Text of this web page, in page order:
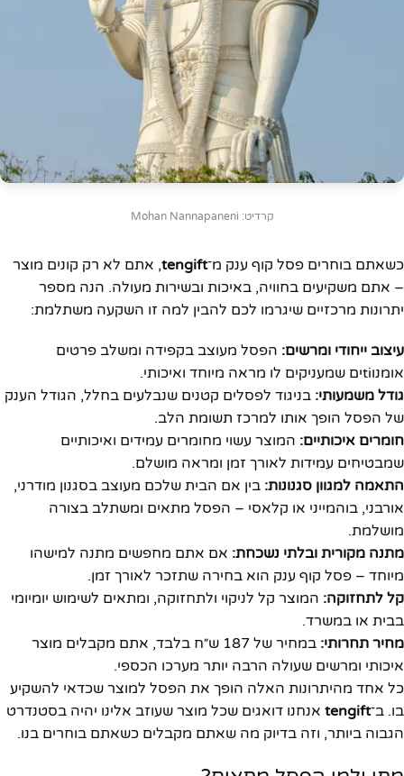
קרדיט: Mohan Nannapaneni
כשאתם בוחרים פסל קוף ענק מ־tengift, אתם לא רק קונים מוצר
– אתם משקיעים בחוויה, באיכות ובשירות מעולה. הנה מספר
יתרונות מרכזיים שיגרמו לכם להבין למה זו השקעה משתלמת:
עיצוב ייחודי ומרשים: הפסל מעוצב בקפידה ומשלב פרטים
אומנוtiים שמעניקים לו מראה מיוחד ואיכותי.
גודל משמעותי: בניגוד לפסלים קטנים שנבלעים בחלל, הגודל הענק
של הפסל הופך אותו למרכז תשומת הלב.
חומרים איכותיים: המוצר עשוי מחומרים עמידים ואיכותיים
שמבטיחים עמידות לאורך זמן ומראה מושלם.
התאמה למגוון סגנונות: בין אם הבית שלכם מעוצב בסגנון מודרני,
אורבני, בוהמייני או קלאסי – הפסל מתאים ומשתלב בצורה
מושלמת.
מתנה מקורית ובלתי נשכחת: אם אתם מחפשים מתנה למישהו
מיוחד – פסל קוף ענק הוא בחירה שתזכר לאורך זמן.
קל לתחזוקה: המוצר קל לניקוי ולתחזוקה, ומתאים לשימוש יומיומי
בבית או במשרד.
מחיר תחרותי:
במחיר של 187 ש״ח בלבד, אתם מקבלים מוצר
איכותי ומרשים שעולה הרבה יותר מערכו הכספי.
כל אחד מהיתרונות האלה הופך את הפסל למוצר שכדאי להשקיע
בו. ב־tengift אנחנו דואגים שכל מוצר שעוזב אלינו יהיה בסטנדרט
הגבוה ביותר, וזה בדיוק מה שאתם מקבלים כשאתם בוחרים בנו.